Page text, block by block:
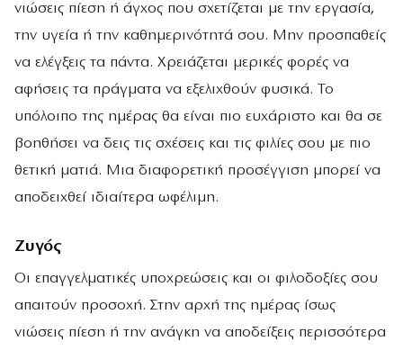
νιώσεις πίεση ή άγχος που σχετίζεται με την εργασία,
την υγεία ή την καθημερινότητά σου. Μην προσπαθείς
να ελέγξεις τα πάντα. Χρειάζεται μερικές φορές να
αφήσεις τα πράγματα να εξελιχθούν φυσικά. Το
υπόλοιπο της ημέρας θα είναι πιο ευχάριστο και θα σε
βοηθήσει να δεις τις σχέσεις και τις φιλίες σου με πιο
θετική ματιά. Μια διαφορετική προσέγγιση μπορεί να
αποδειχθεί ιδιαίτερα ωφέλιμη.
Ζυγός
Οι επαγγελματικές υποχρεώσεις και οι φιλοδοξίες σου
απαιτούν προσοχή. Στην αρχή της ημέρας ίσως
νιώσεις πίεση ή την ανάγκη να αποδείξεις περισσότερα